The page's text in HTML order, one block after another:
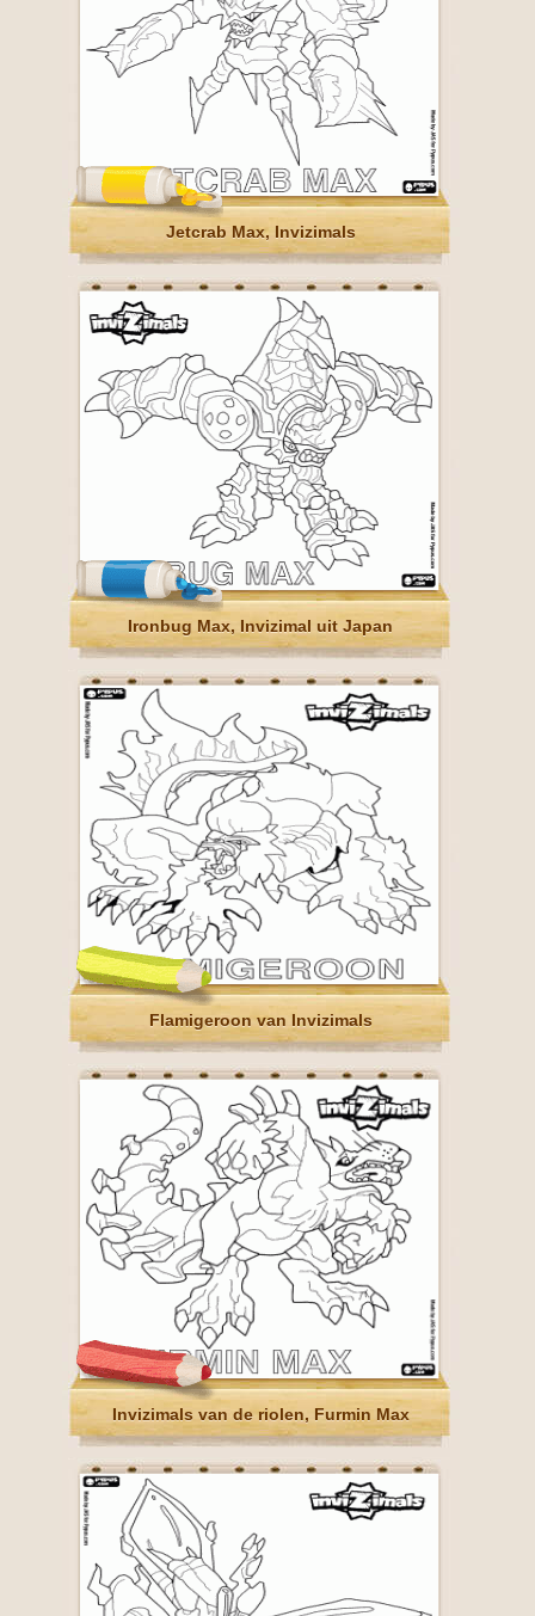
Jetcrab Max, Invizimals
Ironbug Max, Invizimal uit Japan
Flamigeroon van Invizimals
Invizimals van de riolen, Furmin Max